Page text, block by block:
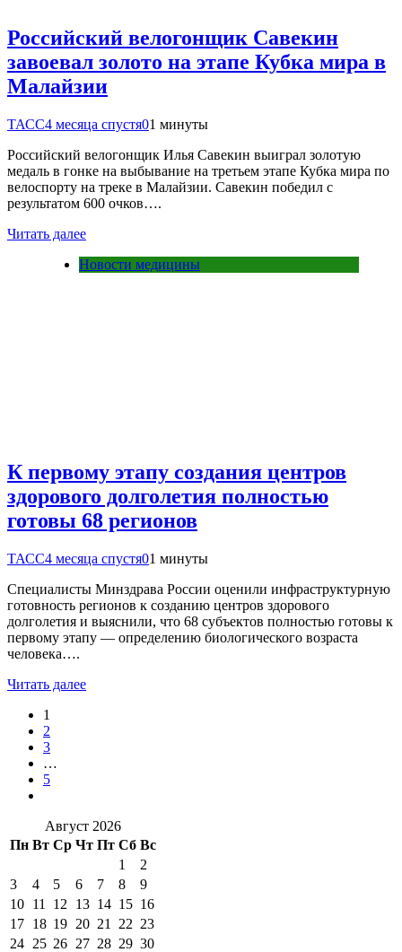
Российский велогонщик Савекин
завоевал золото на этапе Кубка мира в
Малайзии
ТАСС4 месяца спустя01 минуты
Российский велогонщик Илья Савекин выиграл золотую
медаль в гонке на выбывание на третьем этапе Кубка мира по
велоспорту на треке в Малайзии. Савекин победил с
результатом 600 очков….
Читать далее
Новости медицины
К первому этапу создания центров
здорового долголетия полностью
готовы 68 регионов
ТАСС4 месяца спустя01 минуты
Специалисты Минздрава России оценили инфраструктурную
готовность регионов к созданию центров здорового
долголетия и выяснили, что 68 субъектов полностью готовы к
первому этапу — определению биологического возраста
человека….
Читать далее
1
2
3
…
5
Август 2026
Пн Вт Ср Чт Пт Сб Вс
1
2
3
4 5 6 7 8
9
10 11 12 13 14 15 16
17 18 19 20 21 22 23
24 25 26 27 28 29 30